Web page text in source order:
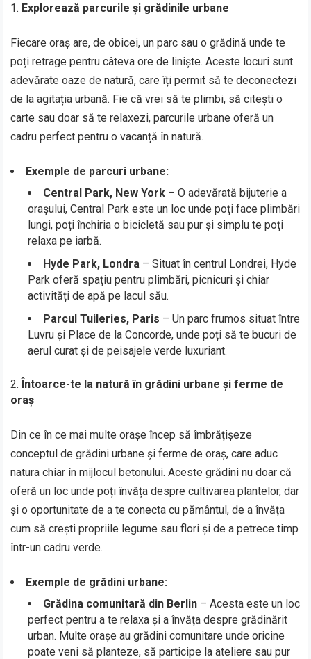
Explorează parcurile și grădinile urbane
Fiecare oraș are, de obicei, un parc sau o grădină unde te
poți retrage pentru câteva ore de liniște. Aceste locuri sunt
adevărate oaze de natură, care îți permit să te deconectezi
de la agitația urbană. Fie că vrei să te plimbi, să citești o
carte sau doar să te relaxezi, parcurile urbane oferă un
cadru perfect pentru o vacanță în natură.
Exemple de parcuri urbane:
Central Park, New York – O adevărată bijuterie a
orașului, Central Park este un loc unde poți face plimbări
lungi, poți închiria o bicicletă sau pur și simplu te poți
relaxa pe iarbă.
Hyde Park, Londra – Situat în centrul Londrei, Hyde
Park oferă spațiu pentru plimbări, picnicuri și chiar
activități de apă pe lacul său.
Parcul Tuileries, Paris – Un parc frumos situat între
Luvru și Place de la Concorde, unde poți să te bucuri de
aerul curat și de peisajele verde luxuriant.
Întoarce-te la natură în grădini urbane și ferme de
oraș
Din ce în ce mai multe orașe încep să îmbrățișeze
conceptul de grădini urbane și ferme de oraș, care aduc
natura chiar în mijlocul betonului. Aceste grădini nu doar că
oferă un loc unde poți învăța despre cultivarea plantelor, dar
și o oportunitate de a te conecta cu pământul, de a învăța
cum să crești propriile legume sau flori și de a petrece timp
într-un cadru verde.
Exemple de grădini urbane:
Grădina comunitară din Berlin – Acesta este un loc
perfect pentru a te relaxa și a învăța despre grădinărit
urban. Multe orașe au grădini comunitare unde oricine
poate veni să planteze, să participe la ateliere sau pur